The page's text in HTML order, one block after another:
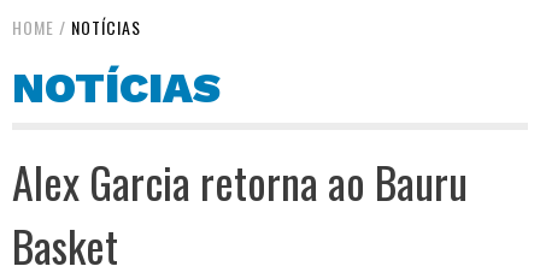
HOME / NOTÍCIAS
NOTÍCIAS
Alex Garcia retorna ao Bauru
Basket